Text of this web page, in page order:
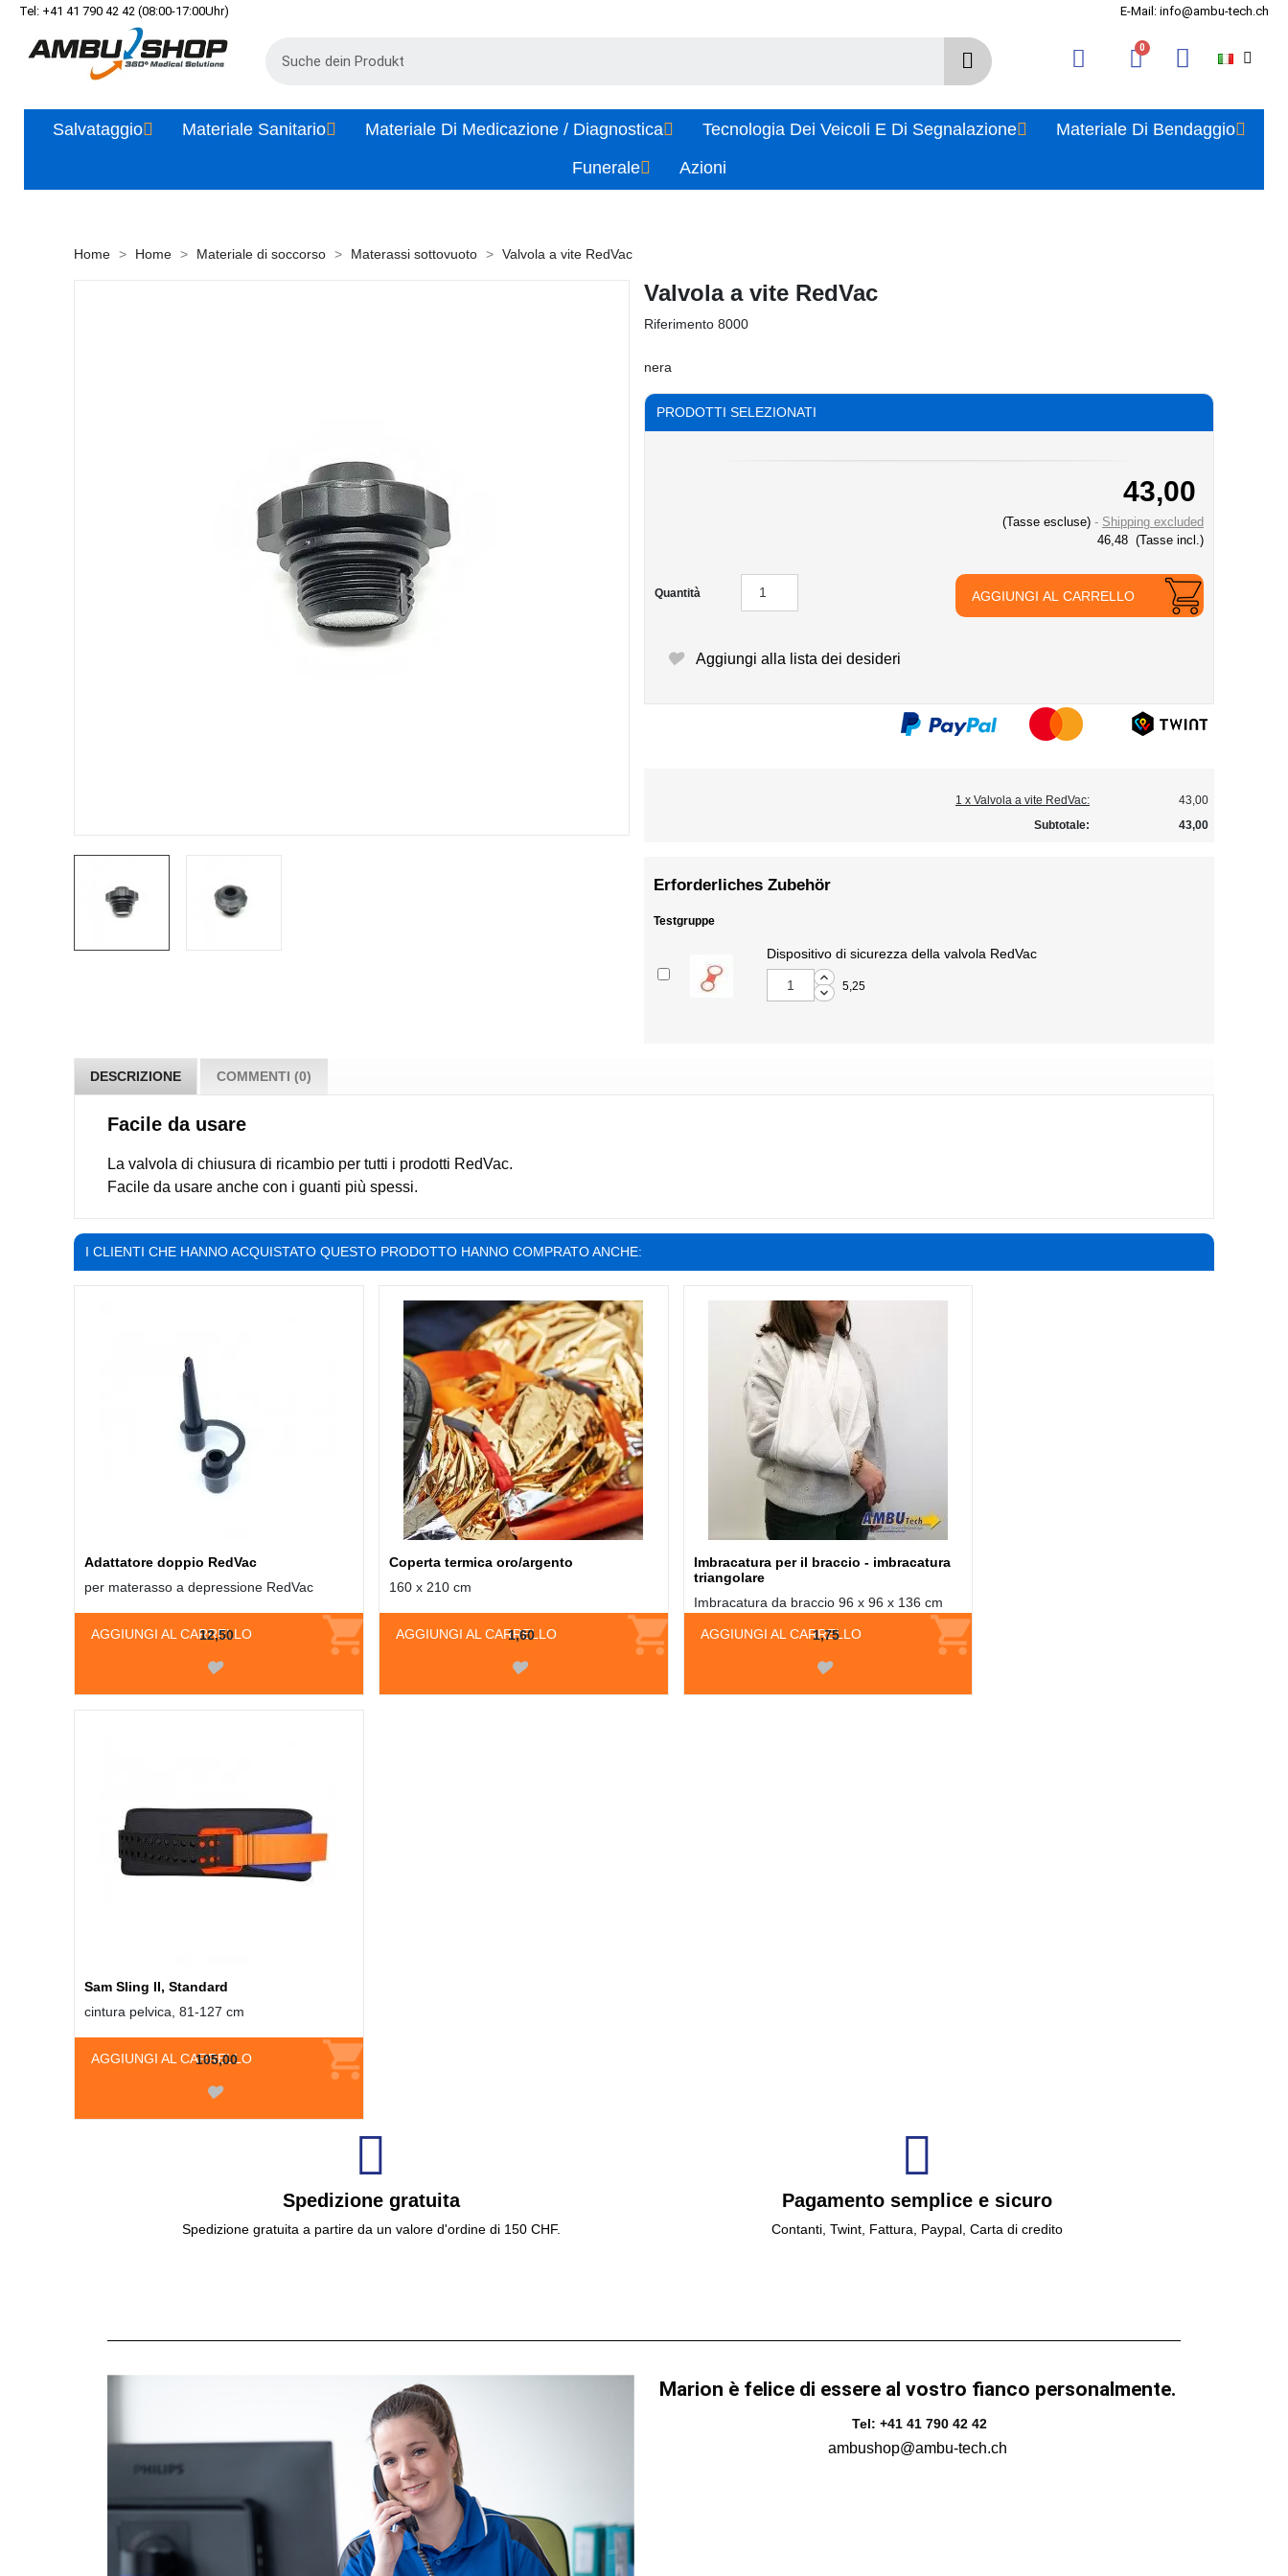
Tel: +41 41 790 42 42 (08:00-17:00Uhr) E-Mail: info@ambu-tech.ch
Salvataggio Materiale Sanitario Materiale Di Medicazione / Diagnostica Tecnologia Dei Veicoli E Di Segnalazione
Materiale Di Bendaggio
Funerale
Azioni
Home Home Materiale di soccorso Materassi sottovuoto Valvola a vite RedVac
Valvola a vite RedVac
Riferimento 8000
nera
PRODOTTI SELEZIONATI
43,00
(Tasse escluse)
Shipping excluded
46,48 (Tasse incl.)
Quantità AGGIUNGI AL CARRELLO
Aggiungi alla lista dei desideri
1 x Valvola a vite RedVac:
43,00
Subtotale:
43,00
Erforderliches Zubehör
Testgruppe
Dispositivo di sicurezza della valvola RedVac
5,25
DESCRIZIONE COMMENTI (0)
Facile da usare
La valvola di chiusura di ricambio per tutti i prodotti RedVac.
Facile da usare anche con i guanti più spessi.
I CLIENTI CHE HANNO ACQUISTATO QUESTO PRODOTTO HANNO COMPRATO ANCHE:
Adattatore doppio RedVac
per materasso a depressione RedVac
AGGIUNGI AL CARRELLO
12,50
Coperta termica oro/argento
160 x 210 cm
AGGIUNGI AL CARRELLO
1,60
Imbracatura per il braccio - imbracatura
triangolare
Imbracatura da braccio 96 x 96 x 136 cm
AGGIUNGI AL CARRELLO
1,75
Sam Sling II, Standard
cintura pelvica, 81-127 cm
AGGIUNGI AL CARRELLO
105,00
Spedizione gratuita
Spedizione gratuita a partire da un valore d'ordine di 150 CHF.
Pagamento semplice e sicuro
Contanti, Twint, Fattura, Paypal, Carta di credito
Marion è felice di essere al vostro fianco personalmente.
Tel: +41 41 790 42 42
ambushop@ambu-tech.ch